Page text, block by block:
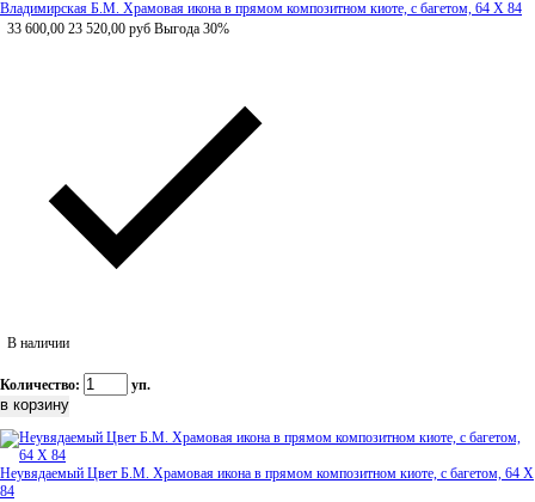
Владимирская Б.М. Храмовая икона в прямом композитном киоте, с багетом, 64 Х 84
33 600,00 23 520,00 руб Выгода 30%
В наличии
Количество: уп.
Неувядаемый Цвет Б.М. Храмовая икона в прямом композитном киоте, с багетом, 64 Х
84